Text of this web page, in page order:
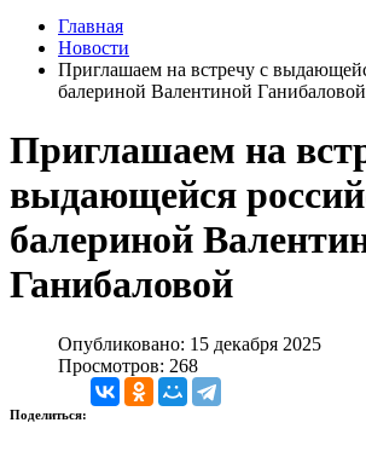
Главная
Новости
Приглашаем на встречу с
балериной Валентиной Ганибаловой
Приглашаем на
выдающейся
балериной
Ганибаловой
Опубликовано: 15 декабря 2025
Просмотров: 268
Поделиться: